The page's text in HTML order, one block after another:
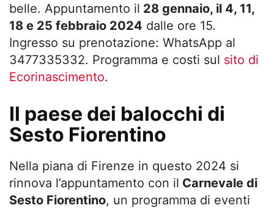
belle. Appuntamento il 28 gennaio, il 4, 11,
18 e 25 febbraio 2024 dalle ore 15.
Ingresso su prenotazione: WhatsApp al
3477335332. Programma e costi sul sito di
Ecorinascimento.
Il paese dei balocchi di
Sesto Fiorentino
Nella piana di Firenze in questo 2024 si
rinnova l’appuntamento con il Carnevale di
Sesto Fiorentino, un programma di eventi